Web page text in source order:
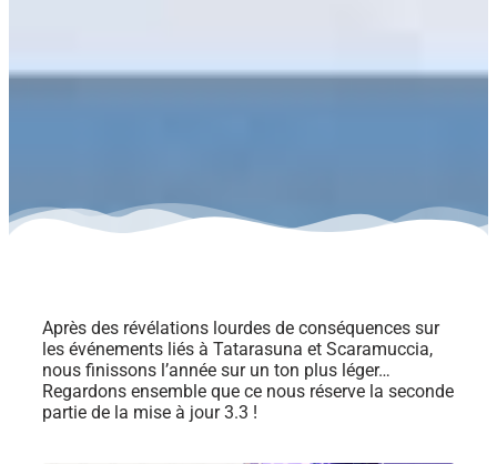
Après des révélations lourdes de conséquences sur
les événements liés à Tatarasuna et Scaramuccia,
nous finissons l’année sur un ton plus léger…
Regardons ensemble que ce nous réserve la seconde
partie de la mise à jour 3.3 !